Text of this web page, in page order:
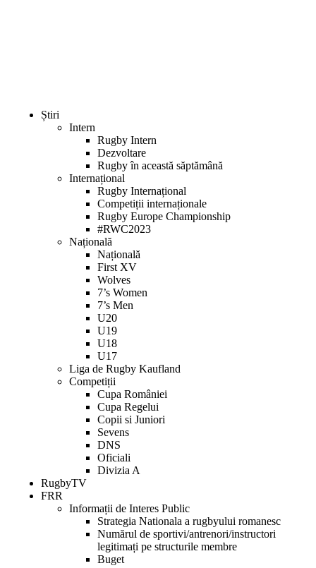
Accessibility
interacționați
Știri
Intern
Rugby Intern
Dezvoltare
Rugby în această săptămână
Internațional
Rugby Internațional
Competiții internaționale
Rugby Europe Championship
#RWC2023
Națională
Națională
First XV
Wolves
7’s Women
7’s Men
U20
U19
U18
U17
Liga de Rugby Kaufland
Competiții
Cupa României
Cupa Regelui
Copii si Juniori
Sevens
DNS
Oficiali
Divizia A
RugbyTV
FRR
Informații de Interes Public
Strategia Nationala a rugbyului romanesc
Numărul de sportivi/antrenori/instructori
legitimați pe structurile membre
Buget